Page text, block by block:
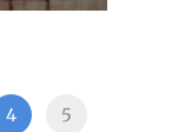
4
5